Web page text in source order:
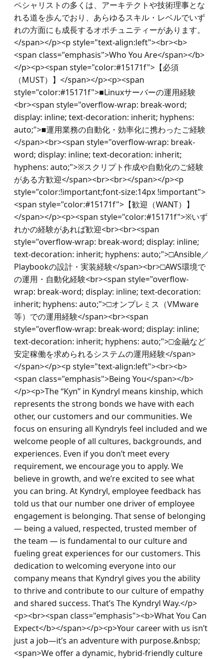
ペシャリストの多くは、アーキテクトや技術理事とな
れる道を歩んでおり、あらゆるスキル・レベルでいず
れの方面にも成長するオポチュニティーがあります。
</span></p><p style="text-align:left"><br><b>
<span class="emphasis">Who You Are</span></b>
</p><p><span style="color:#15171f">【必須
（MUST）】</span></p><p><span
style="color:#15171f">■Linuxサーバーの運用経験
<br><span style="overflow-wrap: break-word;
display: inline; text-decoration: inherit; hyphens:
auto;">■運用業務の自動化・効率化に携わったご経験
</span><br><span style="overflow-wrap: break-
word; display: inline; text-decoration: inherit;
hyphens: auto;">※スクリプト作成や自動化のご経験
がある方歓迎</span><br><br></span></p><p
style="color:!important;font-size:14px !important">
<span style="color:#15171f">【歓迎（WANT）】
</span></p><p><span style="color:#15171f">※いず
れかの経験があれば歓迎<br><br><span
style="overflow-wrap: break-word; display: inline;
text-decoration: inherit; hyphens: auto;">□Ansible／
Playbookの設計・実装経験</span><br>□AWS環境で
の運用・自動化経験<br><span style="overflow-
wrap: break-word; display: inline; text-decoration:
inherit; hyphens: auto;">□オンプレミス（VMware
等）での運用経験</span><br><span
style="overflow-wrap: break-word; display: inline;
text-decoration: inherit; hyphens: auto;">□金融など
安定稼働を求められるシステムの運用経験</span>
</span></p><p style="text-align:left"><br><b>
<span class="emphasis">Being You</span></b>
</p><p>The “Kyn” in Kyndryl means kinship, which
represents the strong bonds we have with each
other, our customers and our communities. We
focus on ensuring all Kyndryls feel included and we
welcome people of all cultures, backgrounds, and
experiences. Even if you don’t meet every
requirement, we encourage you to apply. We
believe in growth, and we’re excited to see what
you can bring. At Kyndryl, employee feedback has
told us that our number one driver of employee
engagement is belonging. That sense of belonging
— being a valued, respected, trusted member of
the team — is fundamental to our culture and
fueling great experiences for our customers. This
dedication to welcoming everyone into our
company means that Kyndryl gives you the ability
to thrive and contribute to our culture of empathy
and shared success. That’s The Kyndryl Way.</p>
<p><br><span class="emphasis"><b>What You Can
Expect</b></span></p><p>Your career with us isn’t
just a job—it’s an adventure with purpose.&nbsp;
<span>We offer a dynamic, hybrid-friendly culture